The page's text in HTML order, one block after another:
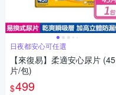
日夜都安心可任選
【來復易】柔適安心尿片 (45
片/包)
$499